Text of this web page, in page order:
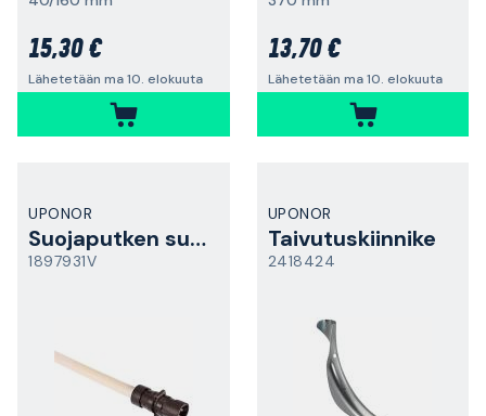
15,30 €
Lähetetään ma 10. elokuuta
13,70 €
Lähetetään ma 10. elokuuta
UPONOR
Suojaputken supistus
1897931V
UPONOR
Taivutuskiinnike
2418424